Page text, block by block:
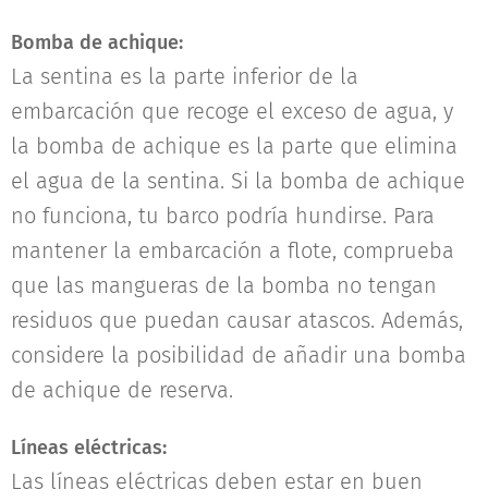
Bomba de achique:
La sentina es la parte inferior de la
embarcación que recoge el exceso de agua, y
la bomba de achique es la parte que elimina
el agua de la sentina. Si la bomba de achique
no funciona, tu barco podría hundirse. Para
mantener la embarcación a flote, comprueba
que las mangueras de la bomba no tengan
residuos que puedan causar atascos. Además,
considere la posibilidad de añadir una bomba
de achique de reserva.
Líneas eléctricas:
Las líneas eléctricas deben estar en buen